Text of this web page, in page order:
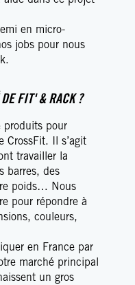
en micro-
jobs pour nous
FIT' & RACK ?
produits pour
CrossFit. Il s’agit
travailler la
barres, des
poids… Nous
pour répondre à
couleurs,
en France par
marché principal
un gros